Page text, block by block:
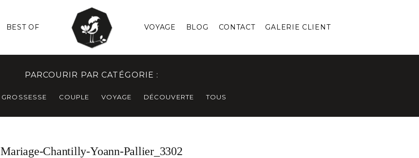
BEST OF VOYAGE BLOG CONTACT GALERIE CLIENT
PARCOURIR PAR CATÉGORIE :
GROSSESSE COUPLE VOYAGE DÉCOUVERTE TOUS
Mariage-Chantilly-Yoann-Pallier_3302